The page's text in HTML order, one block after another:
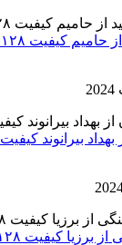
کیفیت ۱۲۸ + ۳۲۰
بیرانوند کیفیت ۱۲۸ + ۳۲۰
کیفیت ۱۲۸ + ۳۲۰